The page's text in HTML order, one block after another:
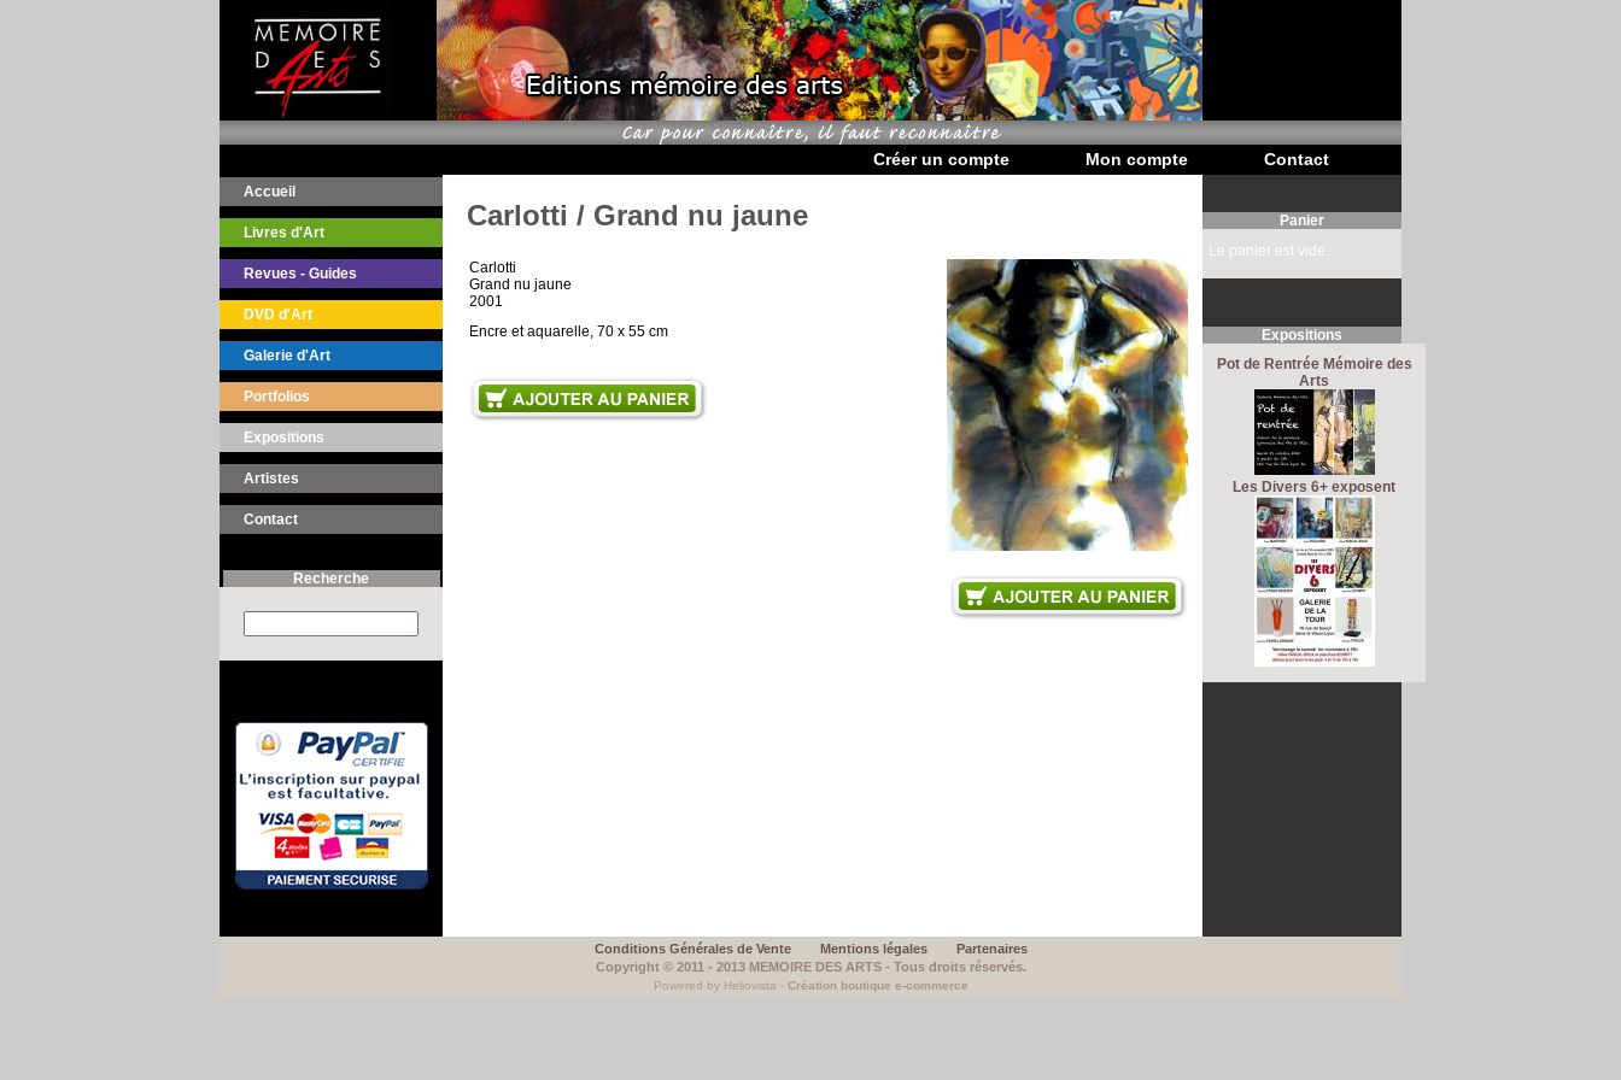
Créer un compte Mon compte Contact
Accueil
Livres d'Art
Revues - Guides
DVD d'Art
Galerie d'Art
Portfolios
Expositions
Artistes
Contact
Recherche
Carlotti / Grand nu jaune
Carlotti
Grand nu jaune
2001
Encre et aquarelle, 70 x 55 cm
Panier
Le panier est vide.
Expositions
Pot de Rentrée Mémoire des
Arts
Les Divers 6+ exposent
Conditions Générales de Vente Mentions légales
Partenaires
Copyright © 2011 - 2013 MEMOIRE DES ARTS - Tous droits réservés.
Powered by Heliovista - Création boutique e-commerce